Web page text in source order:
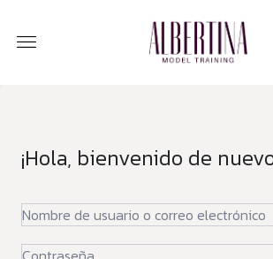
¡Hola, bienvenido de